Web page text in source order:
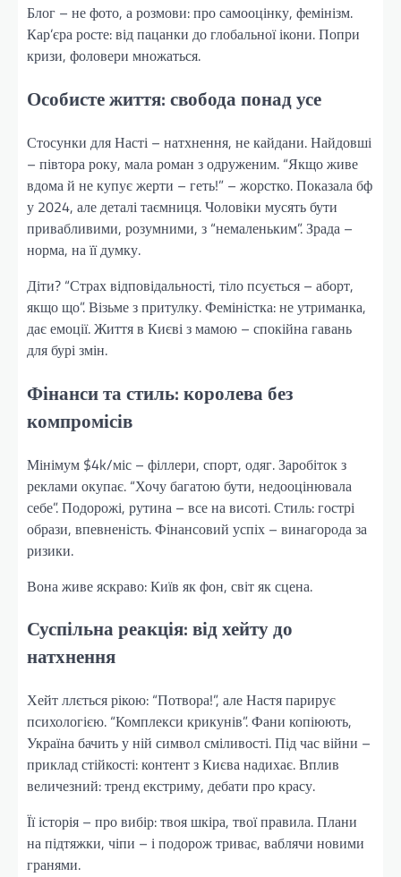
Блог – не фото, а розмови: про самооцінку, фемінізм.
Кар’єра росте: від пацанки до глобальної ікони. Попри
кризи, фоловери множаться.
Особисте життя: свобода понад усе
Стосунки для Насті – натхнення, не кайдани. Найдовші
– півтора року, мала роман з одруженим. “Якщо живе
вдома й не купує жерти – геть!” – жорстко. Показала бф
у 2024, але деталі таємниця. Чоловіки мусять бути
привабливими, розумними, з “немаленьким”. Зрада –
норма, на її думку.
Діти? “Страх відповідальності, тіло псується – аборт,
якщо що”. Візьме з притулку. Феміністка: не утриманка,
дає емоції. Життя в Києві з мамою – спокійна гавань
для бурі змін.
Фінанси та стиль: королева без
компромісів
Мінімум $4k/міс – філлери, спорт, одяг. Заробіток з
реклами окупає. “Хочу багатою бути, недооцінювала
себе”. Подорожі, рутина – все на висоті. Стиль: гострі
образи, впевненість. Фінансовий успіх – винагорода за
ризики.
Вона живе яскраво: Київ як фон, світ як сцена.
Суспільна реакція: від хейту до
натхнення
Хейт ллється рікою: “Потвора!”, але Настя парирує
психологією. “Комплекси крикунів”. Фани копіюють,
Україна бачить у ній символ сміливості. Під час війни –
приклад стійкості: контент з Києва надихає. Вплив
величезний: тренд екстриму, дебати про красу.
Її історія – про вибір: твоя шкіра, твої правила. Плани
на підтяжки, чіпи – і подорож триває, ваблячи новими
гранями.